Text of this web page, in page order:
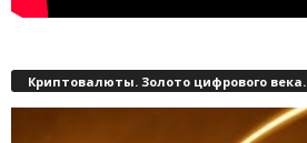
Криптовалюты. Золото цифрового века.